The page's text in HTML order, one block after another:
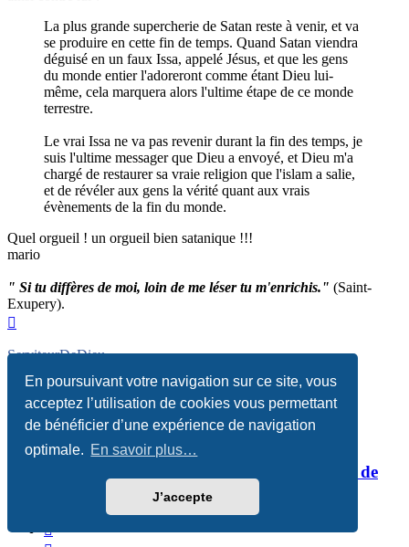
En poursuivant votre navigation sur ce site, vous
acceptez l’utilisation de cookies vous permettant
de bénéficier d’une expérience de navigation
optimale. En savoir plus…
J’accepte
La plus grande supercherie de Satan reste à venir, et va
se produire en cette fin de temps. Quand Satan viendra
déguisé en un faux Issa, appelé Jésus, et que les gens
du monde entier l'adoreront comme étant Dieu lui-
même, cela marquera alors l'ultime étape de ce monde
terrestre.
Le vrai Issa ne va pas revenir durant la fin des temps, je
suis l'ultime messager que Dieu a envoyé, et Dieu m'a
chargé de restaurer sa vraie religion que l'islam a salie,
et de révéler aux gens la vérité quant aux vrais
évènements de la fin du monde.
Quel orgueil ! un orgueil bien satanique !!!
mario
" Si tu diffères de moi, loin de me léser tu m'enrichis." (Saint-
Exupery).
ServiteurDeDieu
Messages : 89
Inscription :mer. 5 déc. 2018 10:06
Re: La sourate 66 ou la preuve de l’immoralité de